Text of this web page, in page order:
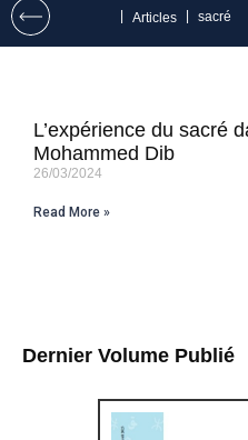
Articles sacré
Dernier Volume Publié
L’expérience du sacré
Mohammed Dib
26/03/2024
Read More »